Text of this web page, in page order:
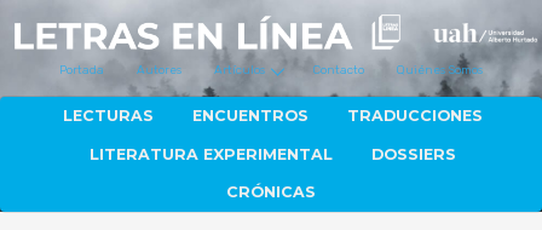
Portada Autores Artículos Contacto Quiénes Somos
LECTURAS ENCUENTROS TRADUCCIONES
LITERATURA EXPERIMENTAL DOSSIERS
CRÓNICAS